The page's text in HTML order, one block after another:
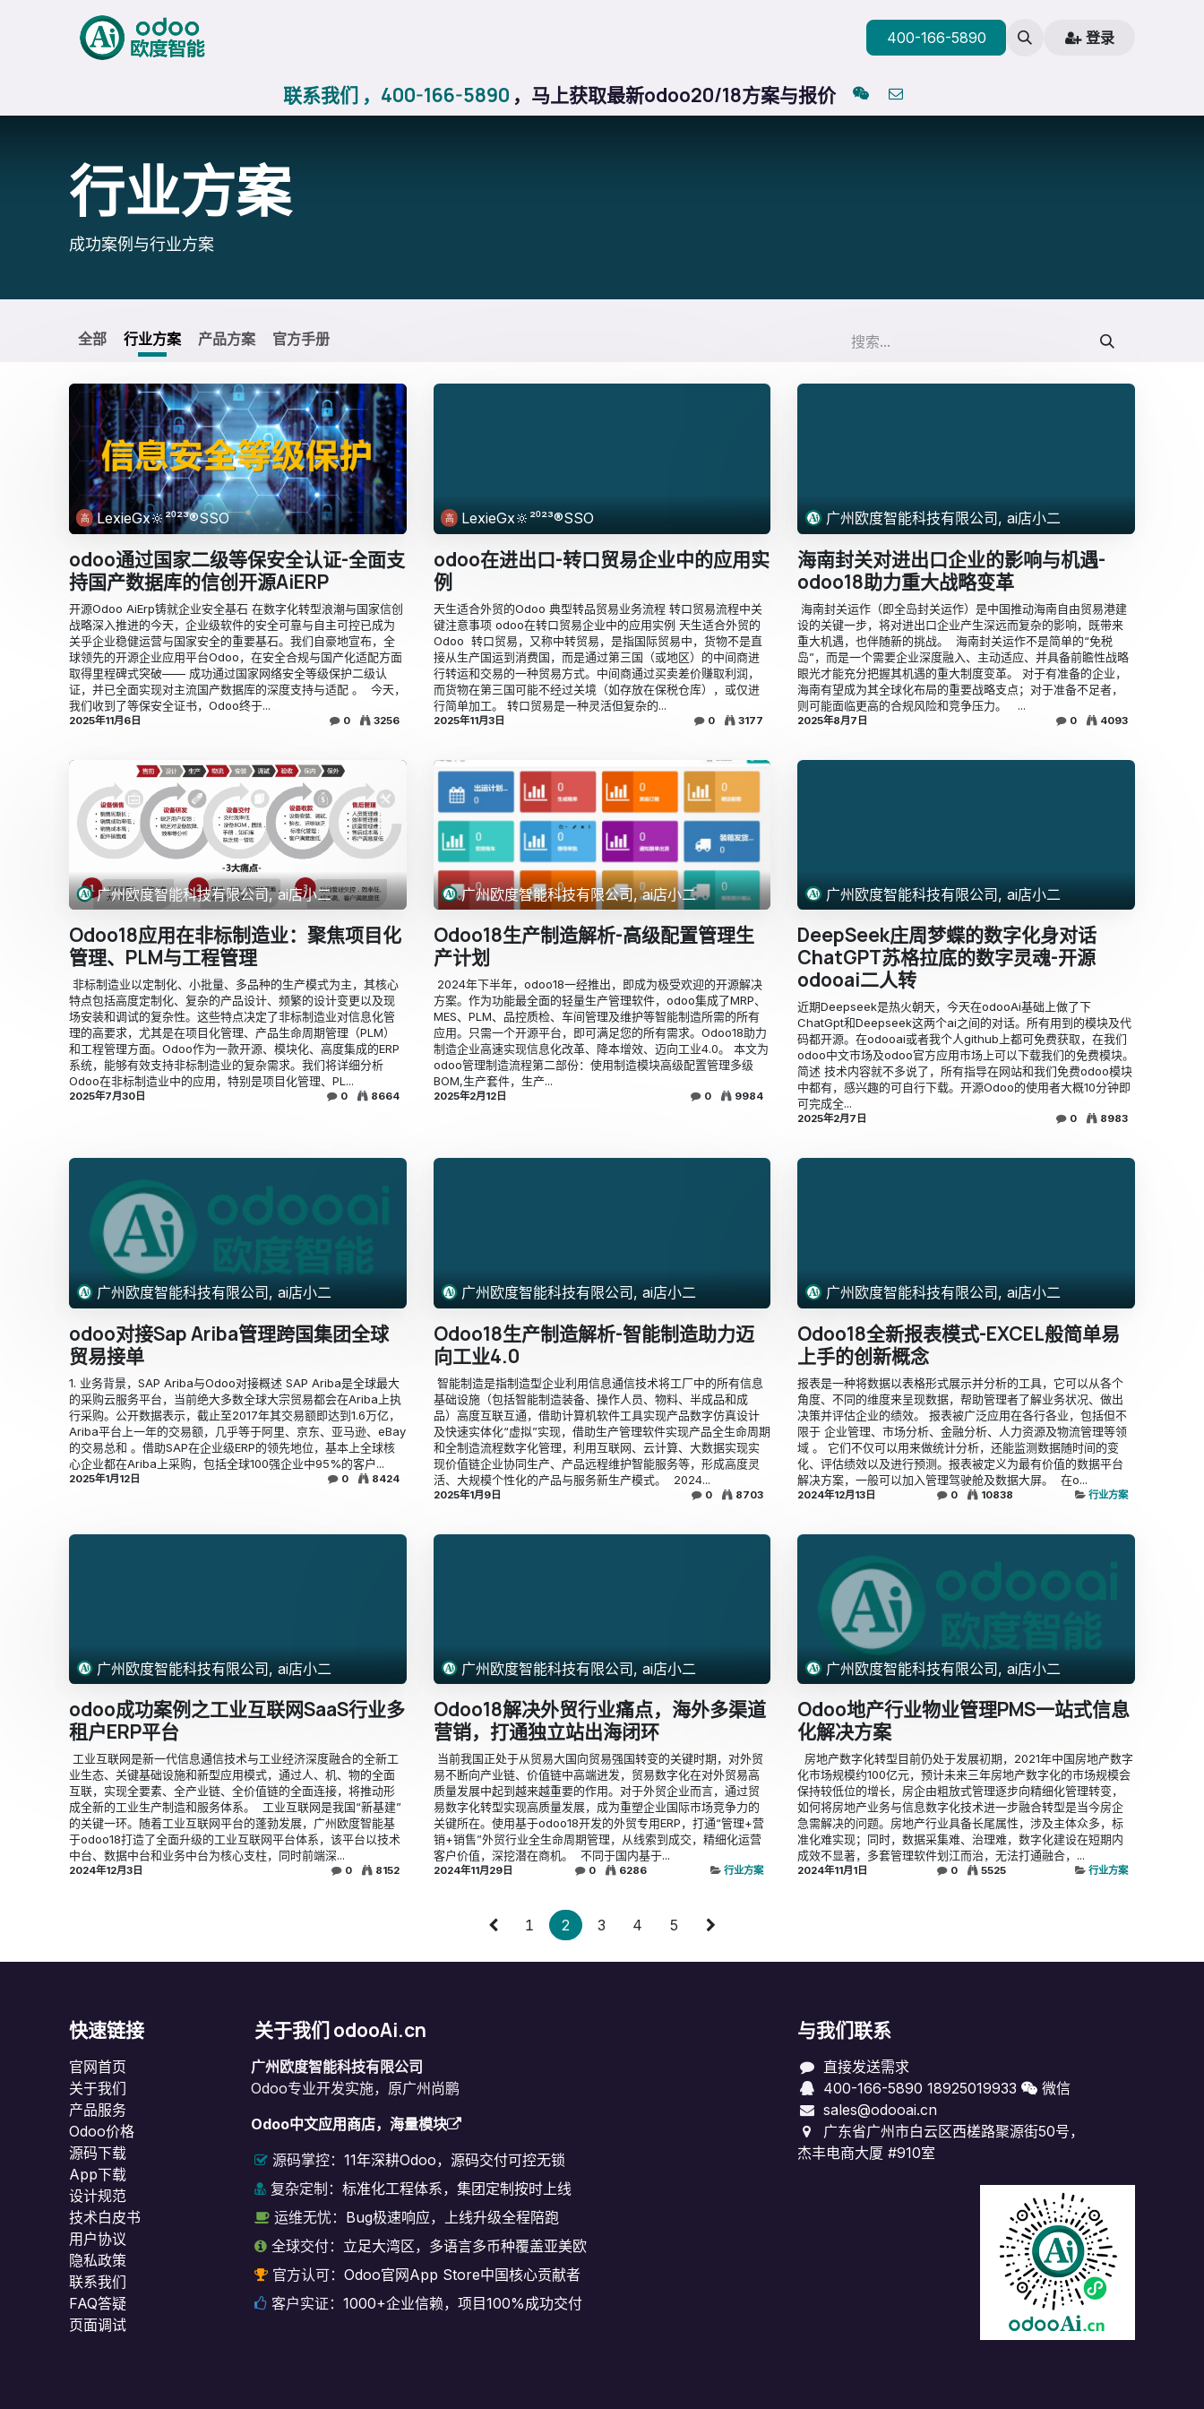
400-166-5890 登录
联系我们 ，400-166-5890 ，马上获取最新odoo20/18方案与报价
行业方案
成功案例与行业方案
全部 行业方案 产品方案 官方手册
LexieGx🔆²⁰²³®SSO
odoo通过国家二级等保安全认证-全面支
持国产数据库的信创开源AiERP
开源Odoo AiErp铸就企业安全基石 ​在数字化转型浪潮与国家信创
战略深入推进的今天，企业级软件的安全可靠与自主可控已成为
关乎企业稳健运营与国家安全的重要基石。我们自豪地宣布，全
球领先的开源企业应用平台Odoo，在安全合规与国产化适配方面
取得里程碑式突破—— 成功通过国家网络安全等级保护二级认
证，并已全面实现对主流国产数据库的深度支持与适配 。 ​ ​今天，
我们收到了等保安全证书，Odoo终于...
2025年11月6日 0 3256
LexieGx🔆²⁰²³®SSO
odoo在进出口-转口贸易企业中的应用实
例
天生适合外贸的Odoo 典型转品贸易业务流程 转口贸易流程中关
键注意事项 odoo在转口贸易企业中的应用实例 天生适合外贸的
Odoo ​ ​转口贸易，又称中转贸易，是指国际贸易中，货物不是直
接从生产国运到消费国，而是通过第三国（或地区）的中间商进
行转运和交易的一种贸易方式。中间商通过买卖差价赚取利润，
而货物在第三国可能不经过关境（如存放在保税仓库），或仅进
行简单加工。 ​转口贸易是一种灵活但复杂的...
2025年11月3日 0 3177
广州欧度智能科技有限公司, ai店小二
海南封关对进出口企业的影响与机遇-
odoo18助力重大战略变革
​​ ​海南封关运作（即全岛封关运作）是中国推动海南自由贸易港建
设的关键一步，将对进出口企业产生深远而复杂的影响，既带来
重大机遇，也伴随新的挑战。 ​ ​海南封关运作不是简单的“免税
岛”，而是一个需要企业深度融入、主动适应、并具备前瞻性战略
眼光才能充分把握其机遇的重大制度变革。 对于有准备的企业，
海南有望成为其全球化布局的重要战略支点；对于准备不足者，
则可能面临更高的合规风险和竞争压力。 ​ ​ ...
2025年8月7日 0 4093
广州欧度智能科技有限公司, ai店小二
Odoo18应用在非标制造业：聚焦项目化
管理、PLM与工程管理
​ ​非标制造业以定制化、小批量、多品种的生产模式为主，其核心
特点包括高度定制化、复杂的产品设计、频繁的设计变更以及现
场安装和调试的复杂性。这些特点决定了非标制造业对信息化管
理的高要求，尤其是在项目化管理、产品生命周期管理（PLM）
和工程管理方面。Odoo作为一款开源、模块化、高度集成的ERP
系统，能够有效支持非标制造业的复杂需求。我们将详细分析
Odoo在非标制造业中的应用，特别是项目化管理、PL...
2025年7月30日 0 8664
广州欧度智能科技有限公司, ai店小二
Odoo18生产制造解析-高级配置管理生
产计划
​​ ​2024年下半年，odoo18一经推出，即成为极受欢迎的开源解决
方案。作为功能最全面的轻量生产管理软件，odoo集成了MRP、
MES、PLM、品控质检、车间管理及维护等智能制造所需的所有
应用。只需一个开源平台，即可满足您的所有需求。Odoo18助力
制造企业高速实现信息化改革、降本增效、迈向工业4.0。 本文为
odoo管理制造流程第二部份：​使用制造模块高级配置管理多级
BOM,生产套件，生产...
2025年2月12日 0 9984
广州欧度智能科技有限公司, ai店小二
DeepSeek庄周梦蝶的数字化身对话
ChatGPT苏格拉底的数字灵魂-开源
odooai二人转
近期Deepseek是热火朝天，今天在odooAi基础上做了下
ChatGpt和Deepseek这两个ai之间的对话。所有用到的模块及代
码都开源。在odooai或者我个人github上都可免费获取，在我们
odoo中文市场及odoo官方应用市场上可以下载我们的免费模块。
简述 技术内容就不多说了，所有指导在网站和我们免费odoo模块
中都有，感兴趣的可自行下载。开源Odoo的使用者大概10分钟即
可完成全...
2025年2月7日 0 8983
广州欧度智能科技有限公司, ai店小二
odoo对接Sap Ariba管理跨国集团全球
贸易接单
1. 业务背景，SAP Ariba与Odoo对接概述 SAP Ariba是全球最大
的采购云服务平台，当前绝大多数全球大宗贸易都会在Ariba上执
行采购。公开数据表示，截止至2017年其交易额即达到1.6万亿，
Ariba平台上一年的交易额，几乎等于阿里、京东、亚马逊、eBay
的交易总和 。借助SAP在企业级ERP的领先地位，基本上全球核
心企业都在Ariba上采购，包括全球100强企业中95%的客户...
2025年1月12日 0 8424
广州欧度智能科技有限公司, ai店小二
Odoo18生产制造解析-智能制造助力迈
向工业4.0
​ ​智能制造是指制造型企业利用信息通信技术将工厂中的所有信息
基础设施（包括智能制造装备、操作人员、物料、半成品和成
品）高度互联互通，借助计算机软件工具实现产品数字仿真设计
及快速实体化“虚拟”实现，借助生产管理软件实现产品全生命周期
和全制造流程数字化管理，利用互联网、云计算、大数据实现实
现价值链企业协同生产、产品远程维护智能服务等，形成高度灵
活、大规模个性化的产品与服务新生产模式。 ​ ​2024...
2025年1月9日 0 8703
广州欧度智能科技有限公司, ai店小二
Odoo18全新报表模式-EXCEL般简单易
上手的创新概念
​报表是一种将数据以表格形式展示并分析的工具，它可以从各个
角度、不同的维度来呈现数据，帮助管理者了解业务状况、做出
决策并评估企业的绩效。 报表被广泛应用在各行各业，包括但不
限于 企业管理、市场分析、金融分析、人力资源及物流管理等领
域 。 它们不仅可以用来做统计分析，还能监测数据随时间的变
化、评估绩效以及进行预测。报表被定义为最有价值的数据平台
解决方案，一般可以加入管理驾驶舱及数据大屏。 ​ ​在o...
2024年12月13日 0 10838 行业方案
广州欧度智能科技有限公司, ai店小二
odoo成功案例之工业互联网SaaS行业多
租户ERP平台
​ 工业互联网是新一代信息通信技术与工业经济深度融合的全新工
业生态、关键基础设施和新型应用模式，通过人、机、物的全面
互联，实现全要素、全产业链、全价值链的全面连接，将推动形
成全新的工业生产制造和服务体系。 ​ 工业互联网是我国“新基建”
的关键一环。随着工业互联网平台的蓬勃发展，广州欧度智能基
于odoo18打造了全面升级的工业互联网平台体系，该平台以技术
中台、数据中台和业务中台为核心支柱，同时前端深...
2024年12月3日 0 8152
广州欧度智能科技有限公司, ai店小二
Odoo18解决外贸行业痛点，海外多渠道
营销，打通独立站出海闭环
​ ​当前我国正处于从贸易大国向贸易强国转变的关键时期，对外贸
易不断向产业链、价值链中高端进发，贸易数字化在对外贸易高
质量发展中起到越来越重要的作用。对于外贸企业而言，通过贸
易数字化转型实现高质量发展，成为重塑企业国际市场竞争力的
关键所在。使用基于odoo18开发的外贸专用ERP，打通“管理+营
销+销售”外贸行业全生命周期管理，从线索到成交，精细化运营
客户价值，深挖潜在商机。 ​ ​不同于国内基于...
2024年11月29日 0 6286 行业方案
广州欧度智能科技有限公司, ai店小二
Odoo地产行业物业管理PMS一站式信息
化解决方案
​ ​ 房地产数字化转型目前仍处于发展初期，2021年中国房地产数字
化市场规模约100亿元，预计未来三年房地产数字化的市场规模会
保持较低位的增长，房企由粗放式管理逐步向精细化管理转变，
如何将房地产业务与信息数字化技术进一步融合转型是当今房企
急需解决的问题。房地产行业具备长尾属性，涉及主体众多，标
准化难实现；同时，数据采集难、治理难，数字化建设在短期内
成效不显著，多套管理软件划江而治，无法打通融合，...
2024年11月1日 0 5525 行业方案
1 2 3 4 5
快速链接
官网首页
关于我们
产品服务
Odoo价格
源码下载
App下载
设计规范
技术白皮书
用户协议
‎隐私政策‎
联系我们
FAQ答疑
页面调试
关于我们 odooAi.cn
广州欧度智能科技有限公司
Odoo专业开发实施，原广州尚鹏
Odoo中文应用商店，海量模块
源码掌控：11年深耕Odoo，源码交付可控无锁
复杂定制：标准化工程体系，集团定制按时上线
运维无忧： Bug极速响应，上线升级全程陪跑
全球交付： 立足大湾区，多语言多币种覆盖亚美欧
官方认可：Odoo官网App Store中国核心贡献者
客户实证：1000+企业信赖，项目100%成功交付
与我们联系
直接发送需求
400-166-5890 18925019933
微信
sales@odooai.cn
广东省广州市白云区西槎路聚源街50号，
杰丰电商大厦 #910室